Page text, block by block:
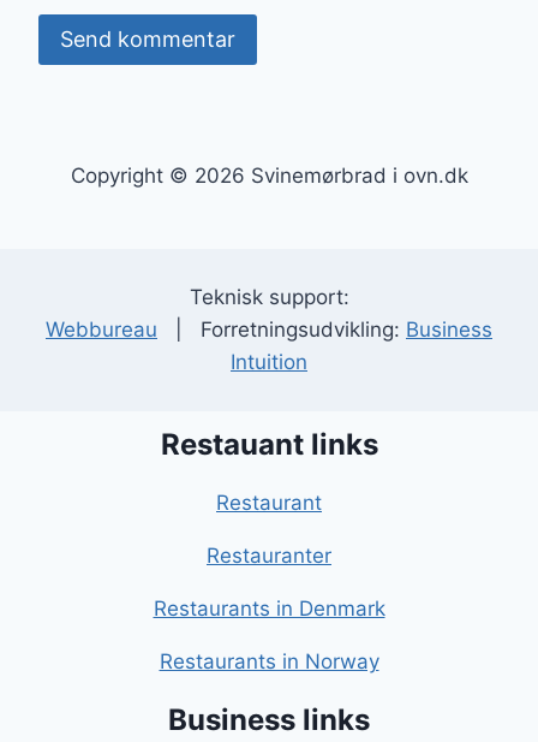
Copyright © 2026 Svinemørbrad i ovn.dk
Teknisk support:
Webbureau | Forretningsudvikling: Business
Intuition
Restauant links
Restaurant
Restauranter
Restaurants in Denmark
Restaurants in Norway
Business links